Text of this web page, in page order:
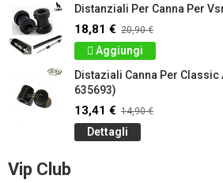
Distanziali Per Canna Per
18,81 € 20,90 €
Aggiungi
Distaziali Canna Per
635693)
13,41 € 14,90 €
Dettagli
Vip Club